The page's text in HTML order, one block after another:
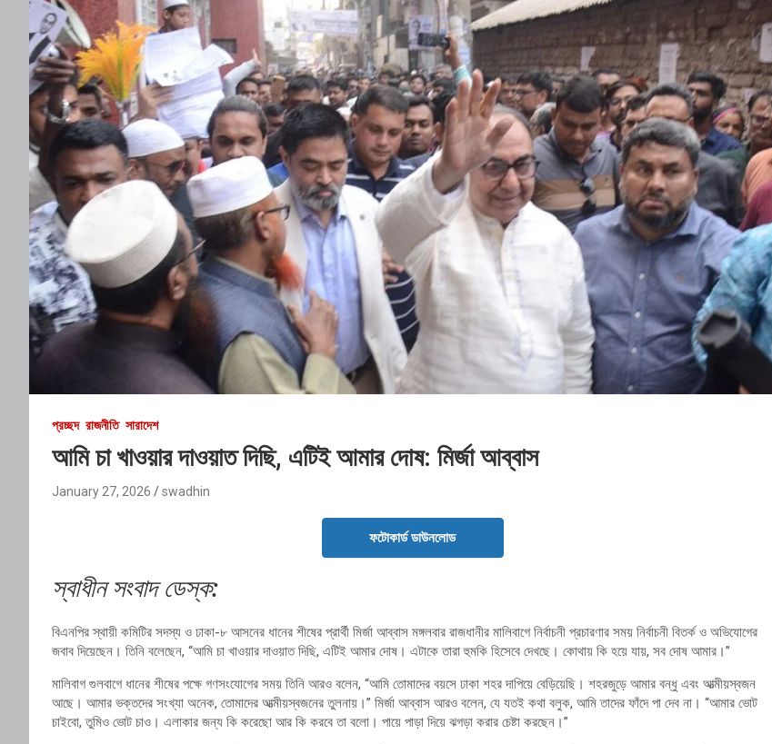
প্রচ্ছদ রাজনীতি সারাদেশ
আমি চা খাওয়ার দাওয়াত দিছি, এটিই আমার দোষ: মির্জা আব্বাস
January 27, 2026 swadhin
ফটোকার্ড ডাউনলোড
স্বাধীন সংবাদ ডেস্ক:
বিএনপির স্থায়ী কমিটির সদস্য ও ঢাকা-৮ আসনের ধানের শীষের প্রার্থী মির্জা আব্বাস মঙ্গলবার রাজধানীর মালিবাগে নির্বাচনী প্রচারণার সময় নির্বাচনী বিতর্ক ও অভিযোগের
জবাব দিয়েছেন। তিনি বলেছেন, “আমি চা খাওয়ার দাওয়াত দিছি, এটিই আমার দোষ। এটাকে তারা হুমকি হিসেবে দেখছে। কোথায় কি হয়ে যায়, সব দোষ আমার।”
মালিবাগ গুলবাগে ধানের শীষের পক্ষে গণসংযোগের সময় তিনি আরও বলেন, “আমি তোমাদের বয়সে ঢাকা শহর দাপিয়ে বেড়িয়েছি। শহরজুড়ে আমার বন্ধু এবং আত্মীয়স্বজন
আছে। আমার ভক্তদের সংখ্যা অনেক, তোমাদের আত্মীয়স্বজনের তুলনায়।” মির্জা আব্বাস আরও বলেন, যে যতই কথা বলুক, আমি তাদের ফাঁদে পা দেব না। “আমার ভোট
চাইবো, তুমিও ভোট চাও। এলাকার জন্য কি করেছো আর কি করবে তা বলো। পায়ে পাড়া দিয়ে ঝগড়া করার চেষ্টা করছেন।”